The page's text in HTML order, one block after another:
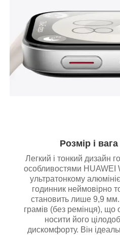
Розмір і
Легкий і тонкий дизайн
особливостями HUAWEI
ультратонкому
годинник неймовірно
становить лише 9,9
грамів (без ремінця),
носити його
дискомфорту. Він